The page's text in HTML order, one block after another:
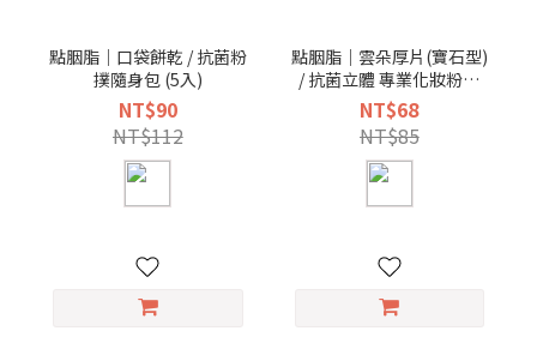
點胭脂｜口袋餅乾 / 抗菌粉
撲隨身包 (5入)
NT$90
NT$112
點胭脂｜雲朵厚片(寶石型)
/ 抗菌立體 專業化妝粉撲
(1入)
NT$68
NT$85